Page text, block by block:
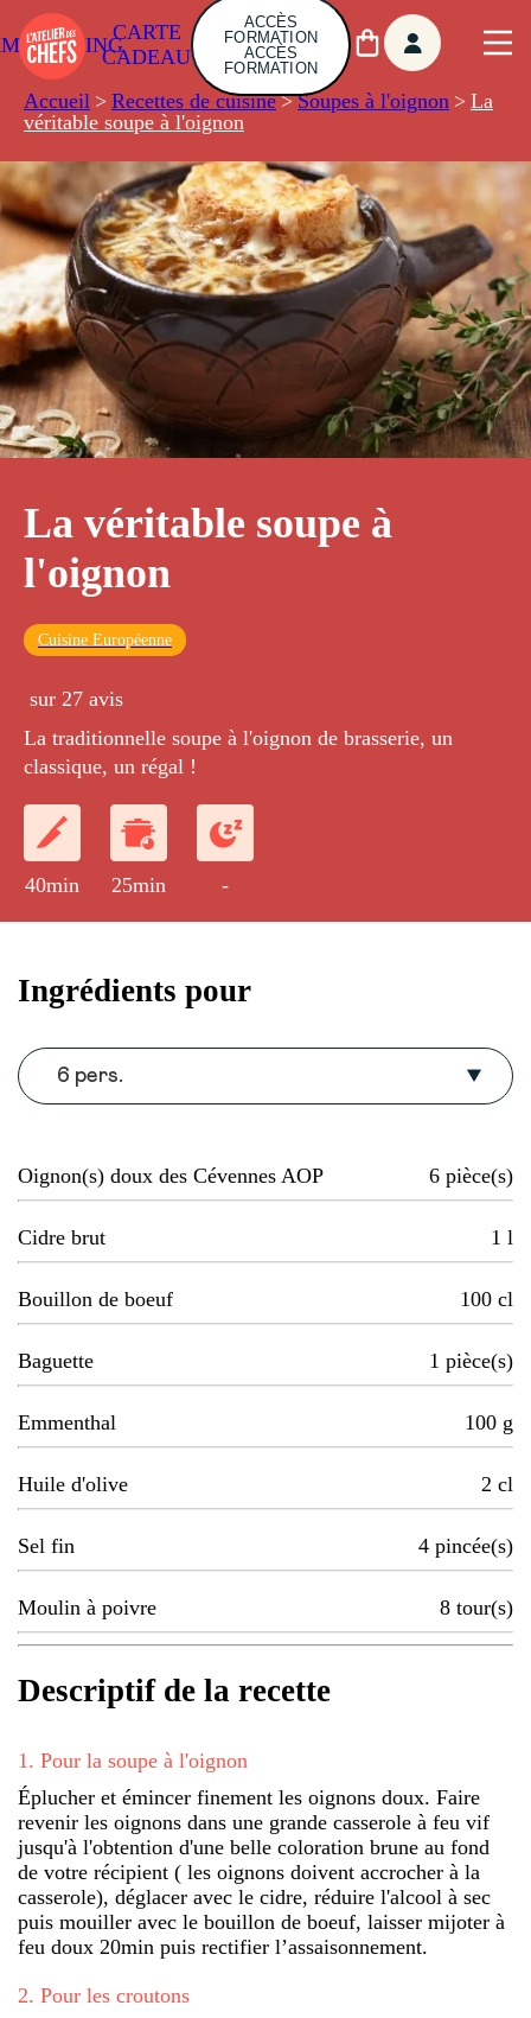
CARTE
CADEAU
ACCÈS
FORMATION
ACCÈS
FORMATION
Accueil > Recettes de cuisine > Soupes à l'oignon > La
véritable soupe à l'oignon
La véritable soupe à
l'oignon
Cuisine Européenne
sur 27 avis
La traditionnelle soupe à l'oignon de brasserie, un
classique, un régal !
40min 25min -
Ingrédients pour
6 pers.
Oignon(s) doux des Cévennes AOP 6 pièce(s)
Cidre brut 1 l
Bouillon de boeuf 100 cl
Baguette 1 pièce(s)
Emmenthal 100 g
Huile d'olive 2 cl
Sel fin 4 pincée(s)
Moulin à poivre 8 tour(s)
Descriptif de la recette
1 . Pour la soupe à l'oignon
Éplucher et émincer finement les oignons doux. Faire
revenir les oignons dans une grande casserole à feu vif
jusqu'à l'obtention d'une belle coloration brune au fond
de votre récipient ( les oignons doivent accrocher à la
casserole), déglacer avec le cidre, réduire l'alcool à sec
puis mouiller avec le bouillon de boeuf, laisser mijoter à
feu doux 20min puis rectifier l’assaisonnement.
2. Pour les croutons